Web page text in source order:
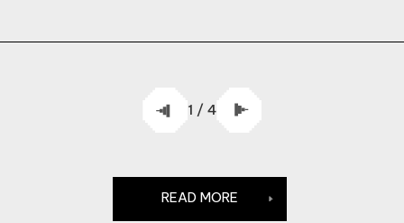
1 / 4
READ MORE